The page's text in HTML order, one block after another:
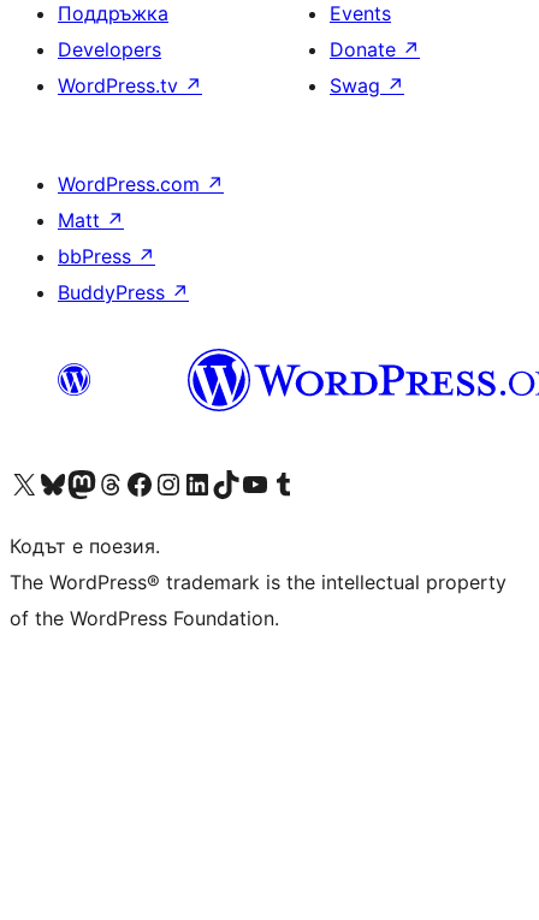
Поддръжка
Developers
WordPress.tv ↗
Events
Donate ↗
Swag ↗
WordPress.com ↗
Matt ↗
bbPress ↗
BuddyPress ↗
Visit our X (formerly Twitter) account
Visit our Bluesky account
Visit our Mastodon account
Visit our Threads account
Посетете нашата страница във Facebook
Посетете нашия профил в Instagram
Посетете нашия профил в LinkedIn
Visit our TikTok account
Visit our YouTube channel
Visit our Tumblr account
Кодът е поезия.
The WordPress® trademark is the intellectual property
of the WordPress Foundation.